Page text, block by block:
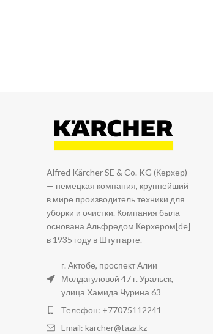
Alfred Kärcher SE & Co. KG (Керхер)
— немецкая компания, крупнейший
в мире производитель техники для
уборки и очистки. Компания была
основана Альфредом Керхером[de]
в 1935 году в Штутгарте.
г. Актобе, проспект Алии
Молдагуловой 47 г. Уральск,
улица Хамида Чурина 63
Телефон: +77075112241
Email: karcher@taza.kz